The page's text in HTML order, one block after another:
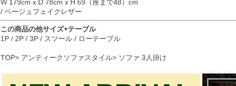
W 179cm x D 78cm x H 69（座まで48）cm
/ ベージュフェイクレザー
この商品の他サイズ+テーブル
1P / 2P / 3P / スツール / ローテーブル
TOP> アンティークソファスタイル> ソファ 3人掛け